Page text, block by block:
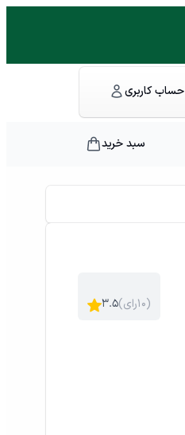
حساب کاربری
سبد خرید
۳.۵( ۱۰رای )